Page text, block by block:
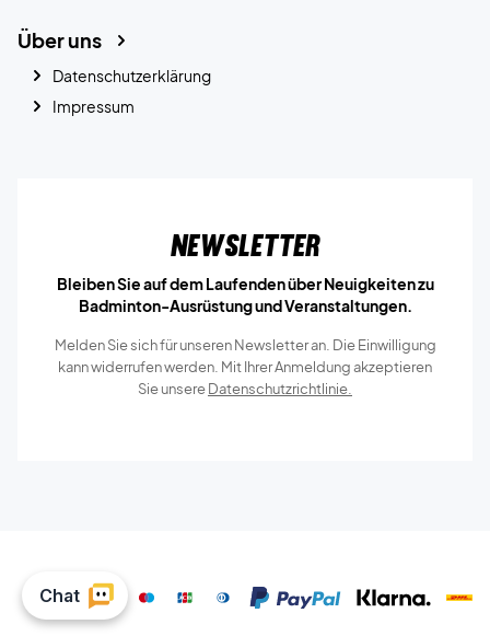
Über uns
Datenschutzerklärung
Impressum
Newsletter
Bleiben Sie auf dem Laufenden über Neuigkeiten zu
Badminton-Ausrüstung und Veranstaltungen.
Melden Sie sich für unseren Newsletter an. Die Einwilligung
kann widerrufen werden. Mit Ihrer Anmeldung akzeptieren
Sie unsereDatenschutzrichtlinie.